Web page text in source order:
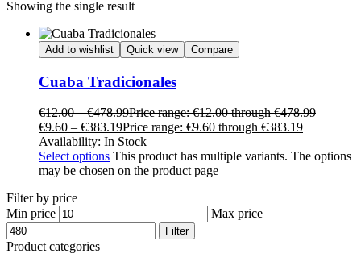
Showing the single result
Add to wishlist Quick view Compare
Cuaba Tradicionales
€12.00 – €478.99Price range: €12.00 through €478.99
€9.60 – €383.19Price range: €9.60 through €383.19
Availability: In Stock
Select options This product has multiple variants. The options
may be chosen on the product page
Filter by price
Min price
Max price
Filter
Product categories